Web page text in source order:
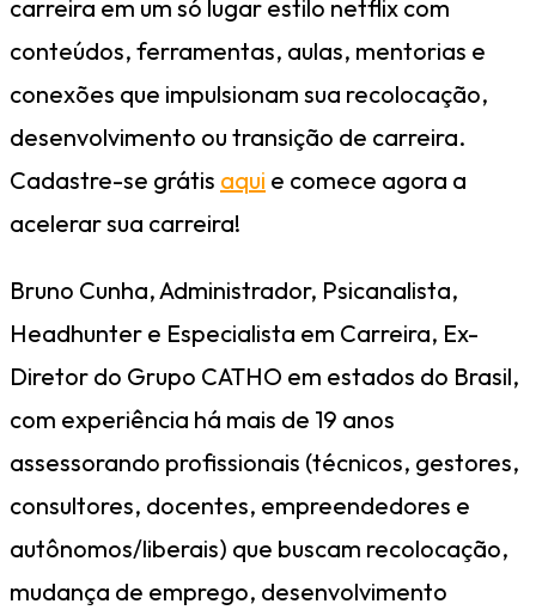
carreira em um só lugar estilo netflix com
conteúdos, ferramentas, aulas, mentorias e
conexões que impulsionam sua recolocação,
desenvolvimento ou transição de carreira.
Cadastre-se grátis aqui e comece agora a
acelerar sua carreira!
Bruno Cunha, Administrador, Psicanalista,
Headhunter e Especialista em Carreira, Ex-
Diretor do Grupo CATHO em estados do Brasil,
com experiência há mais de 19 anos
assessorando profissionais (técnicos, gestores,
consultores, docentes, empreendedores e
autônomos/liberais) que buscam recolocação,
mudança de emprego, desenvolvimento